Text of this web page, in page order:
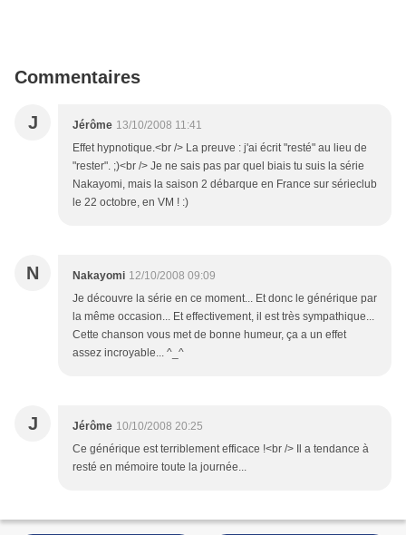
Commentaires
J Jérôme 13/10/2008 11:41
Effet hypnotique.<br /> La preuve : j'ai écrit "resté" au lieu de
"rester". ;)<br /> Je ne sais pas par quel biais tu suis la série
Nakayomi, mais la saison 2 débarque en France sur sérieclub
le 22 octobre, en VM ! :)
N Nakayomi 12/10/2008 09:09
Je découvre la série en ce moment... Et donc le générique par
la même occasion... Et effectivement, il est très sympathique...
Cette chanson vous met de bonne humeur, ça a un effet
assez incroyable... ^_^
J Jérôme 10/10/2008 20:25
Ce générique est terriblement efficace !<br /> Il a tendance à
resté en mémoire toute la journée...